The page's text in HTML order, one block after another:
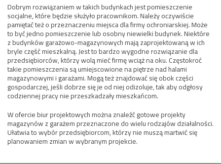
Dobrym rozwiązaniem w takich budynkach jest pomieszczenie
socjalne, które będzie służyło pracownikom. Należy oczywiście
pamiętać też o przeznaczeniu miejsca dla firmy ochroniarskiej. Może
to być jedno pomieszczenie lub osobny niewielki budynek. Niektóre
z budynków garażowo-magazynowych mają zaprojektowaną w ich
bryle część mieszkalną. Jest to bardzo wygodne rozwiązanie dla
przedsiębiorców, którzy wolą mieć firmę wciąż na oku. Częstokroć
takie pomieszczenia są umiejscowione na piętrze nad halami
magazynowymi i garażami. Mogą też znajdować się obok części
gospodarczej, jeśli dobrze się je od niej odizoluje, tak aby odgłosy
codziennej pracy nie przeszkadzały mieszkańcom.
W ofercie biur projektowych można znaleźć gotowe projekty
magazynów z garażem przeznaczone do wielu rodzajów działalności.
Ułatwia to wybór przedsiębiorcom, którzy nie muszą martwić się
planowaniem zmian w wybranym projekcie.